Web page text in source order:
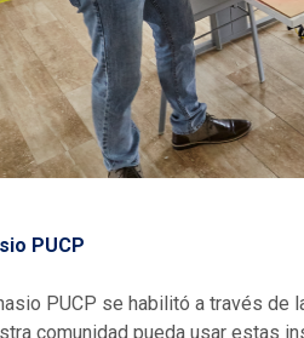
PUCP
PUCP se habilitó a través de
comunidad pueda usar estas